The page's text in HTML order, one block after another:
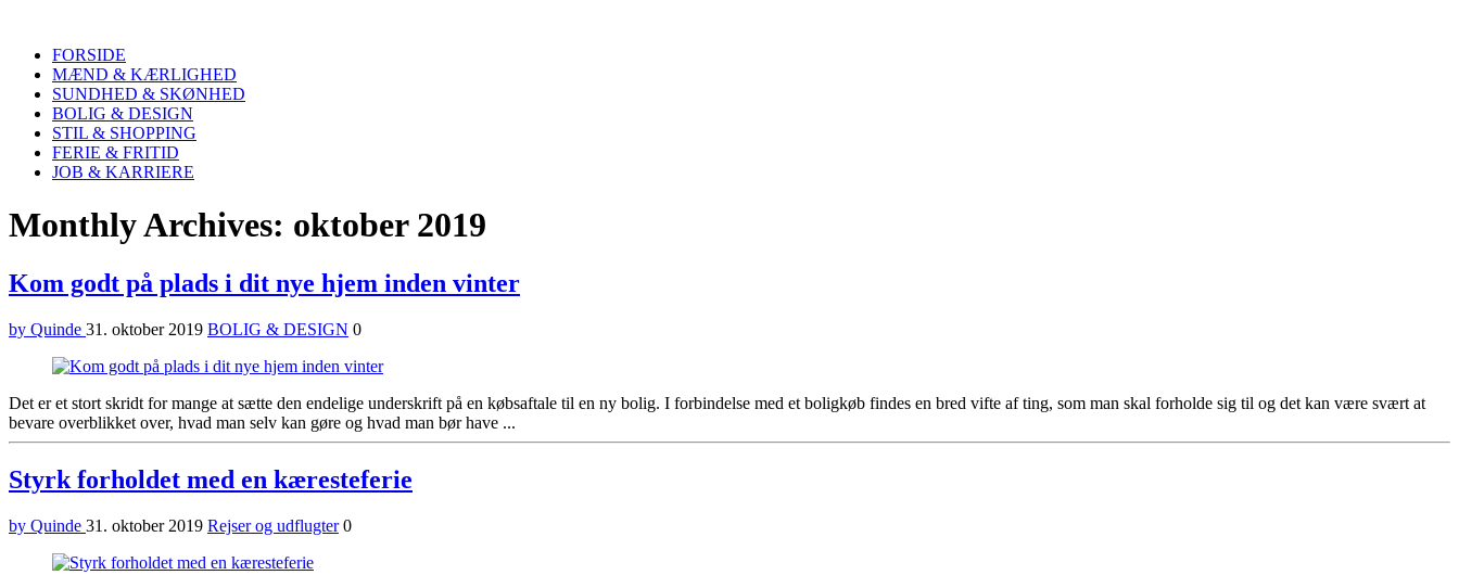
FORSIDE
MÆND & KÆRLIGHED
SUNDHED & SKØNHED
BOLIG & DESIGN
STIL & SHOPPING
FERIE & FRITID
JOB & KARRIERE
Monthly Archives: oktober 2019
Kom godt på plads i dit nye hjem inden vinter
by Quinde 31. oktober 2019 BOLIG & DESIGN 0
Det er et stort skridt for mange at sætte den endelige underskrift på en købsaftale til en ny bolig. I forbindelse med et boligkøb findes en bred vifte af ting, som man skal forholde sig til og det kan være svært at
bevare overblikket over, hvad man selv kan gøre og hvad man bør have ...
Styrk forholdet med en kæresteferie
by Quinde 31. oktober 2019 Rejser og udflugter 0